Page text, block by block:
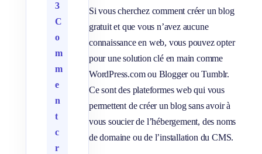
3
C
o
m
m
e
n
t
c
r
Si vous cherchez comment créer un blog
gratuit et que vous n’avez aucune
connaissance en web, vous pouvez opter
pour une solution clé en main comme
WordPress.com ou Blogger ou Tumblr.
Ce sont des plateformes web qui vous
permettent de créer un blog sans avoir à
vous soucier de l’hébergement, des noms
de domaine ou de l’installation du CMS.